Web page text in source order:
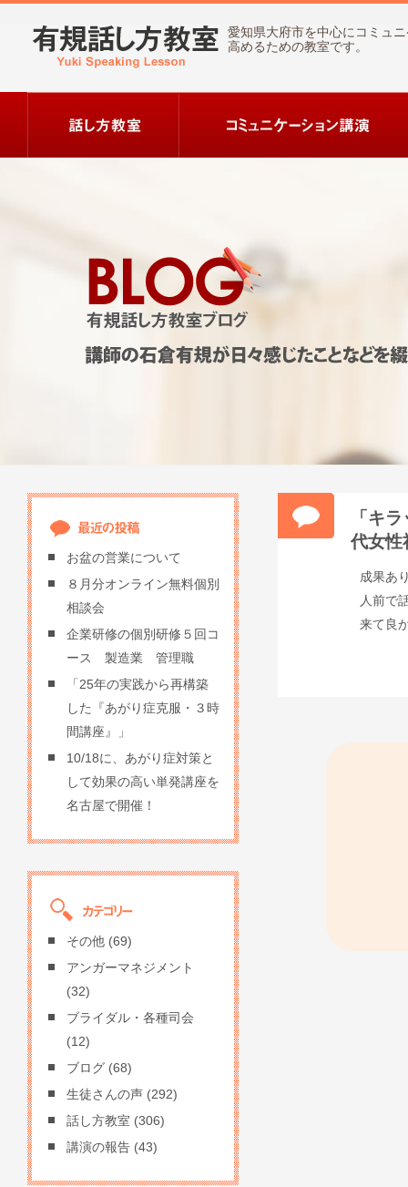
愛知県大府市を中心にコミュ
高めるための教室です。
「キ
代女
成果あ
人前で
来て良
お盆の営業について
８月分オンライン無料個別
相談会
企業研修の個別研修５回コ
ース 製造業 管理職
「25年の実践から再構築
した『あがり症克服・３時
間講座』」
10/18に、あがり症対策と
して効果の高い単発講座を
名古屋で開催！
その他 (69)
アンガーマネジメント
(32)
ブライダル・各種司会
(12)
ブログ (68)
生徒さんの声 (292)
話し方教室 (306)
講演の報告 (43)